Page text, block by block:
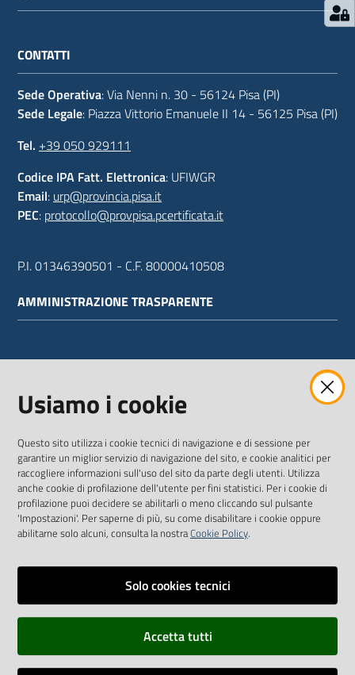
CONTATTI
Sede Operativa: Via Nenni n. 30 - 56124 Pisa (PI)
Sede Legale: Piazza Vittorio Emanuele II 14 - 56125 Pisa (PI)
Tel. +39 050 929111
Codice IPA Fatt. Elettronica: UFIWGR
Email: urp@provincia.pisa.it
PEC: protocollo@provpisa.pcertificata.it
P.I. 01346390501 - C.F. 80000410508
AMMINISTRAZIONE TRASPARENTE
SEGUICI SU
TwitterFacebookYoutube
Vai alla pagina
Dichiarazione di accessibilità
Usiamo i cookie
Questo sito utilizza i cookie tecnici di navigazione e di sessione per
garantire un miglior servizio di navigazione del sito, e cookie analitici per
raccogliere informazioni sull'uso del sito da parte degli utenti. Utilizza
anche cookie di profilazione dell'utente per fini statistici. Per i cookie di
profilazione puoi decidere se abilitarli o meno cliccando sul pulsante
'Impostazioni'. Per saperne di più, su come disabilitare i cookie oppure
abilitarne solo alcuni, consulta la nostraCookie Policy.
Solo cookies tecnici
Accetta tutti